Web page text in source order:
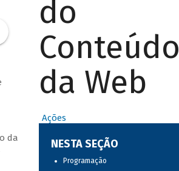
da
do
Conteúdo
da Web
Ações
NESTA SEÇÃO
Programação